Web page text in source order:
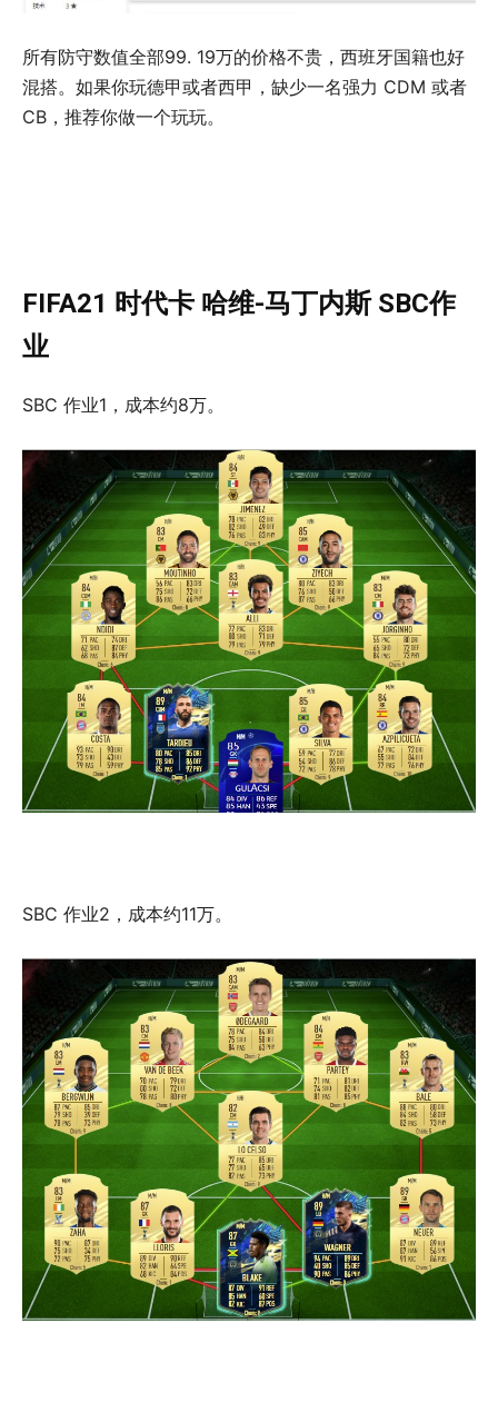
所有防守数值全部99. 19万的价格不贵，西班牙国籍也好
混搭。如果你玩德甲或者西甲，缺少一名强力 CDM 或者
CB，推荐你做一个玩玩。
FIFA21 时代卡 哈维-马丁内斯 SBC作
业
SBC 作业1，成本约8万。
SBC 作业2，成本约11万。